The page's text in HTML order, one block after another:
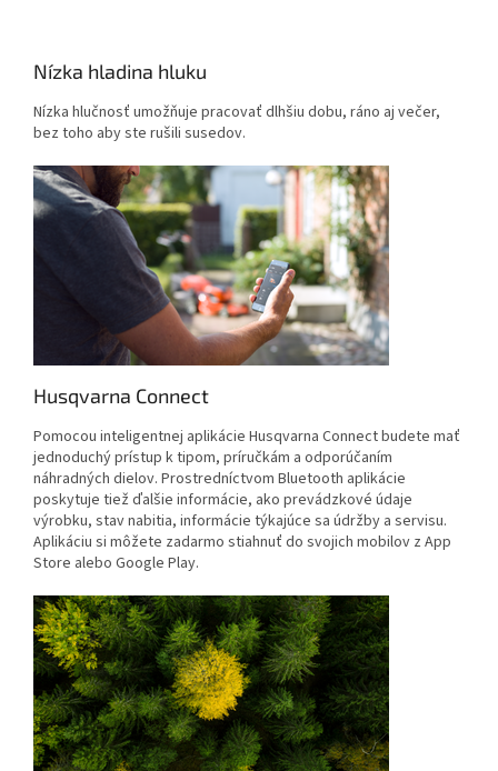
Nízka hladina hluku
Nízka hlučnosť umožňuje pracovať dlhšiu dobu, ráno aj večer,
bez toho aby ste rušili susedov.
Husqvarna Connect
Pomocou inteligentnej aplikácie Husqvarna Connect budete mať
jednoduchý prístup k tipom, príručkám a odporúčaním
náhradných dielov. Prostredníctvom Bluetooth aplikácie
poskytuje tiež ďalšie informácie, ako prevádzkové údaje
výrobku, stav nabitia, informácie týkajúce sa údržby a servisu.
Aplikáciu si môžete zadarmo stiahnuť do svojich mobilov z App
Store alebo Google Play.